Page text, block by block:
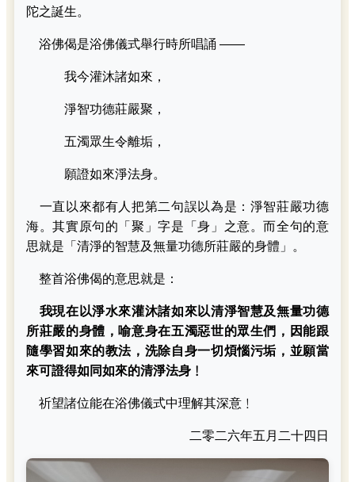
陀之誕生。
浴佛偈是浴佛儀式舉行時所唱誦 ——
我今灌沐諸如來，
淨智功德莊嚴聚，
五濁眾生令離垢，
願證如來淨法身。
一直以來都有人把第二句誤以為是：淨智莊嚴功德
海。其實原句的「聚」字是「身」之意。而全句的意
思就是「清淨的智慧及無量功德所莊嚴的身體」。
整首浴佛偈的意思就是：
我現在以淨水來灌沐諸如來以清淨智慧及無量功德
所莊嚴的身體，喻意身在五濁惡世的眾生們，因能跟
隨學習如來的教法，洗除自身一切煩惱污垢，並願當
來可證得如同如來的清淨法身﹗
祈望諸位能在浴佛儀式中理解其深意﹗
二零二六年五月二十四日